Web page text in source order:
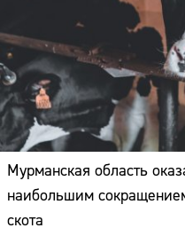
Мурманская область
наибольшим
скота